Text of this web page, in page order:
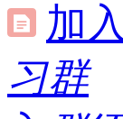
加
习群